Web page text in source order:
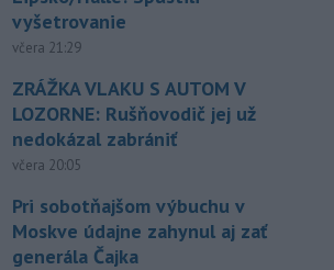
vyšetrovanie
včera 21:29
ZRÁŽKA VLAKU S AUTOM V
LOZORNE: Rušňovodič jej už
nedokázal zabrániť
včera 20:05
Pri sobotňajšom výbuchu v
Moskve údajne zahynul aj zať
generála Čajka